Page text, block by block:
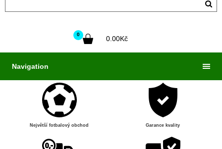
0
0.00Kč
Navigation
Největší fotbalový obchod Garance kvality